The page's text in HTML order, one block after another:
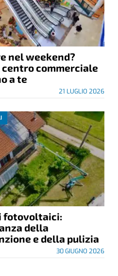
nel weekend?
centro commerciale
a te
21 LUGLIO 2026
fotovoltaici:
della
e della pulizia
30 GIUGNO 2026